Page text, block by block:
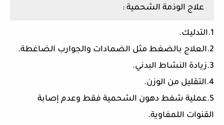
علاج الوذمة الشحمية :
1.التدليك.
2.العلاج بالضغط مثل الضمادات والجوارب الضاغطة.
3.زيادة النشاط البدني.
4.التقليل من الوزن.
5.عملية شفط دهون الشحمية فقط وعدم إصابة
القنوات اللمفاوية.